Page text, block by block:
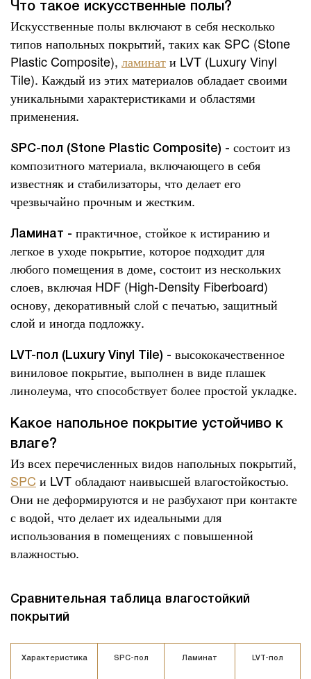
Что такое искусственные полы?
Искусственные полы включают в себя несколько
типов напольных покрытий, таких как SPC (Stone
Plastic Composite), ламинати LVT (Luxury Vinyl
Tile). Каждый из этих материалов обладает своими
уникальными характеристиками и областями
применения.
SPC-пол (Stone Plastic Composite) - состоит из
композитного материала, включающего в себя
известняк и стабилизаторы, что делает его
чрезвычайно прочным и жестким.
Ламинат - практичное, стойкое к истиранию и
легкое в уходе покрытие, которое подходит для
любого помещения в доме, состоит из нескольких
слоев, включая HDF (High-Density Fiberboard)
основу, декоративный слой с печатью, защитный
слой и иногда подложку.
LVT-пол (Luxury Vinyl Tile) - высококачественное
виниловое покрытие, выполнен в виде плашек
линолеума, что способствует более простой укладке.
Какое напольное покрытие устойчиво к
влаге?
Из всех перечисленных видов напольных покрытий,
SPC и LVT обладают наивысшей влагостойкостью.
Они не деформируются и не разбухают при контакте
с водой, что делает их идеальными для
использования в помещениях с повышенной
влажностью.
Сравнительная таблица влагостойкий
покрытий
Характеристика SPC-пол Ламинат LVT-пол